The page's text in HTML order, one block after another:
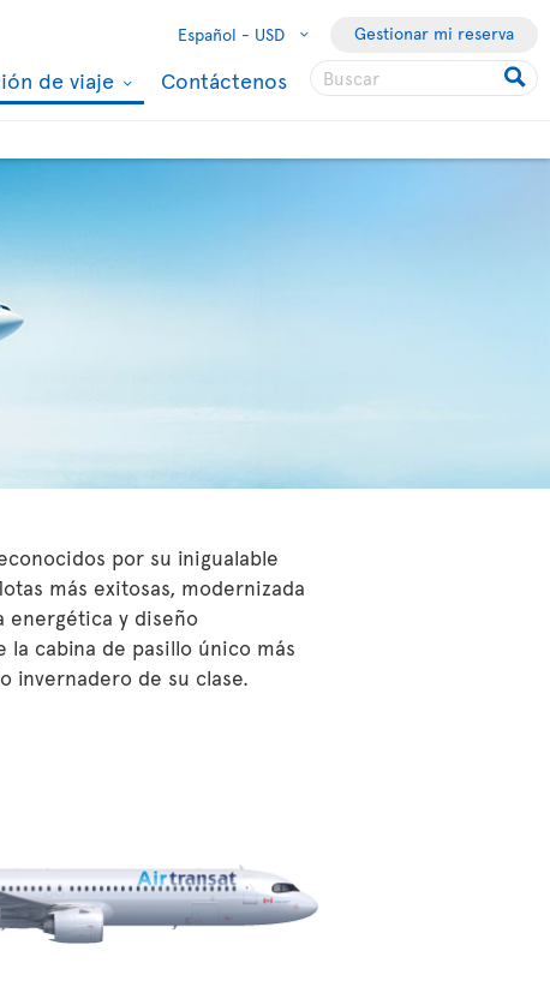
Español - USD Gestionar mi reserva
de viaje Contáctenos
por su inigualable
más exitosas, modernizada
energética y diseño
la cabina de pasillo único más
invernadero de su clase.